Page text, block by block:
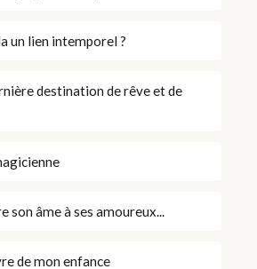
un lien intemporel ?
destination de rêve et de
son âme à ses amoureux...
de mon enfance